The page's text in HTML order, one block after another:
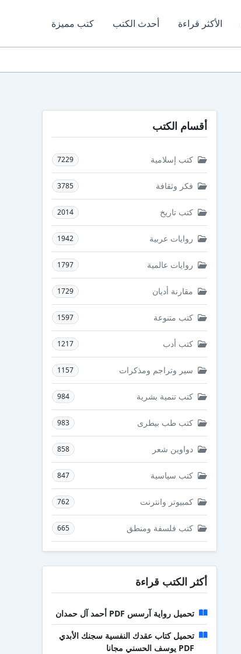
الأكثر قراءة أحدث الكتب كتب مميزة
أقسام الكتب
كتب إسلامية 7229
فكر وثقافة 3785
كتب تاريخ 2014
روايات عربية 1942
روايات عالمية 1797
مقارنة أديان 1729
كتب متنوعة 1597
كتب أدب 1217
سير وتراجم ومذكرات 1157
كتب تنمية بشرية 984
كتب طب بيطرى 983
دواوين شعر 858
كتب سياسية 847
كمبيوتر وانترنت 762
كتب فلسفة ومنطق 665
أكثر الكتب قراءة
تحميل رواية آرسس PDF أحمد آل حمدان
تحميل كتاب عقدك النفسية سجنك الأبدي
PDF يوسف الحسني مجانا